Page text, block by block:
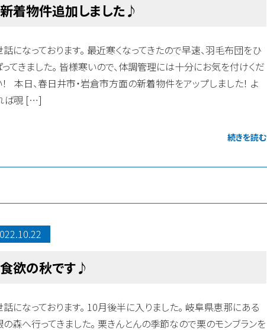
新着物件追加しました♪
になっております。 最近寒くなってきたので早速、羽毛布団をひ
てきました。 皆様寒いので、体調管理には十分にお気を付けくだ
本日、春日井市・岩倉市方面の新着物件をアップしました！ よ
ば覗 […]
続きを読む
食欲の秋です♪
になっております。 10月後半に入りました。 岐阜県恵那にある
の森へ行ってきました。 栗きんとんの季節なので栗のモンブランを